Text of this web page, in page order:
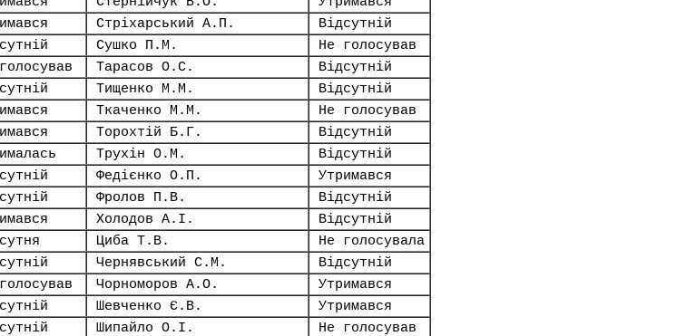
Стріхарський А.П.
Відсутній
Сушко П.М.
Не голосував
Тарасов О.С.
Відсутній
Тищенко М.М.
Відсутній
Ткаченко М.М.
Не голосував
Торохтій Б.Г.
Відсутній
Трухін О.М.
Відсутній
Федієнко О.П.
Утримався
Фролов П.В.
Відсутній
Холодов А.І.
Відсутній
Циба Т.В.
Не голосувала
Чернявський С.М.
Відсутній
Чорноморов А.О.
Утримався
Шевченко Є.В.
Утримався
Шипайло О.І.
Не голосував